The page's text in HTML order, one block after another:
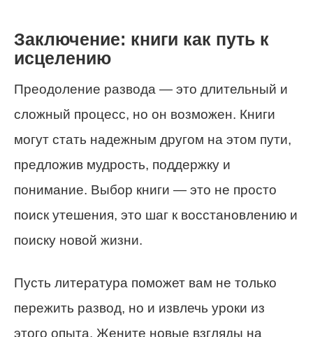
Заключение: книги как путь к
исцелению
Преодоление развода — это длительный и
сложный процесс, но он возможен. Книги
могут стать надежным другом на этом пути,
предложив мудрость, поддержку и
понимание. Выбор книги — это не просто
поиск утешения, это шаг к восстановлению и
поиску новой жизни.
Пусть литература поможет вам не только
пережить развод, но и извлечь уроки из
этого опыта. Жените новые взгляды на